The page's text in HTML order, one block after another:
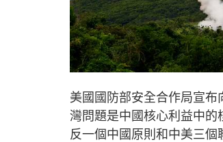
美國國防部安全合作局宣
灣問題是中國核心利益中
反一個中國原則和中美三個